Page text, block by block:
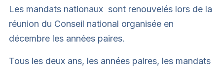
Les mandats nationaux sont renouvelés lors de la
réunion du Conseil national organisée en
décembre les années paires.
Tous les deux ans, les années paires, les mandats